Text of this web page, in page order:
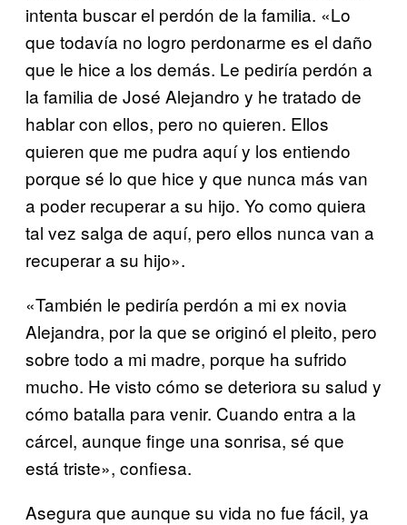
intenta buscar el perdón de la familia. «Lo
que todavía no logro perdonarme es el daño
que le hice a los demás. Le pediría perdón a
la familia de José Alejandro y he tratado de
hablar con ellos, pero no quieren. Ellos
quieren que me pudra aquí y los entiendo
porque sé lo que hice y que nunca más van
a poder recuperar a su hijo. Yo como quiera
tal vez salga de aquí, pero ellos nunca van a
recuperar a su hijo».
«También le pediría perdón a mi ex novia
Alejandra, por la que se originó el pleito, pero
sobre todo a mi madre, porque ha sufrido
mucho. He visto cómo se deteriora su salud y
cómo batalla para venir. Cuando entra a la
cárcel, aunque finge una sonrisa, sé que
está triste», confiesa.
Asegura que aunque su vida no fue fácil, ya